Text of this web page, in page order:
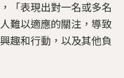
「表現出對一名或多名
難以適應的關注，導致
趣和行動，以及其他負